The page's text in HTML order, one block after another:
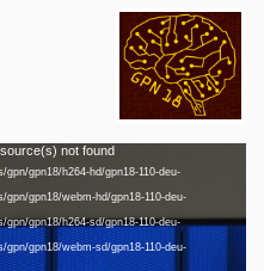
not found
gpn18/h264-hd/gpn18-110-deu-
gpn18/webm-hd/gpn18-110-deu-
gpn18/h264-sd/gpn18-110-deu-
gpn18/webm-sd/gpn18-110-deu-
deu 1080p (mp4)